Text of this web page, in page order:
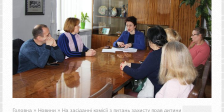
Головна » Новини » На засіданні комісії з питань захисту прав дитини